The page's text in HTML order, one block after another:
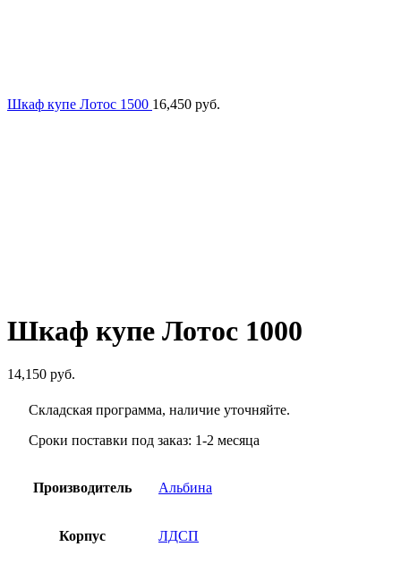
Шкаф купе Лотос 1500 16,450 руб.
Шкаф купе Лотос 1000
14,150 руб.
Складская программа, наличие уточняйте.
Сроки поставки под заказ: 1-2 месяца
Производитель Альбина
Корпус ЛДСП